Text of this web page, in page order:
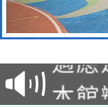
本校
招)
本